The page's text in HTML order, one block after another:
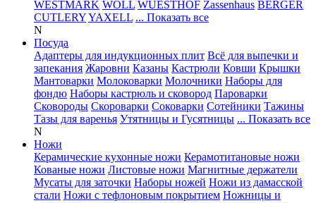
WESTMARK WOLL WUESTHOF Zassenhaus BERGER
CUTLERYYAXELL ... Показать все
N
Посуда
Адаптеры для индукционных плит Всё для выпечки и
запекания Жаровни Казаны Кастрюли Ковши Крышки
Мантоварки Молоковарки Молочники Наборы для
фондю Наборы кастрюль и сковород Пароварки
Сковороды Скороварки Соковарки Сотейники Тажины
Тазы для варенья Утятницы и Гусятницы ... Показать все
N
Ножи
Керамические кухонные ножи Керамотитановые ножи
Кованые ножи Листовые ножи Магнитные держатели
Мусаты для заточки Наборы ножей Ножи из дамасской
стали Ножи с тефлоновым покрытием Ножницы и